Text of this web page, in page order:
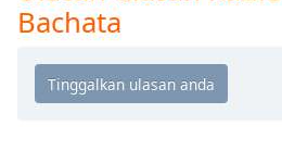
descriptions
off,
selected
Bachata